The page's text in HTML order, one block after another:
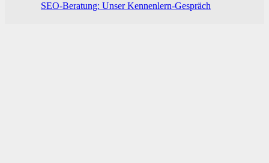
SEO-Beratung: Unser Kennenlern-Gespräch